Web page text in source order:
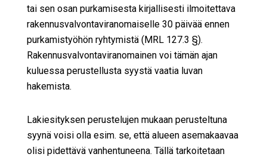
tai sen osan purkamisesta kirjallisesti ilmoitettava
rakennusvalvontaviranomaiselle 30 päivää ennen
purkamistyöhön ryhtymistä (MRL 127.3 §).
Rakennusvalvontaviranomainen voi tämän ajan
kuluessa perustellusta syystä vaatia luvan
hakemista.
Lakiesityksen perustelujen mukaan perusteltuna
syynä voisi olla esim. se, että alueen asemakaavaa
olisi pidettävä vanhentuneena. Tällä tarkoitetaan